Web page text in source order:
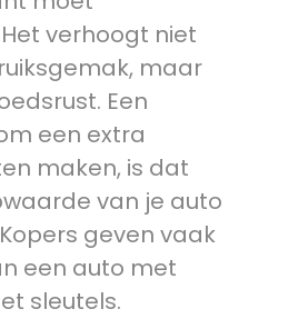
verhoogt niet
maar
Een
een extra
maken, is dat
van je auto
geven vaak
een auto met
sleutels.